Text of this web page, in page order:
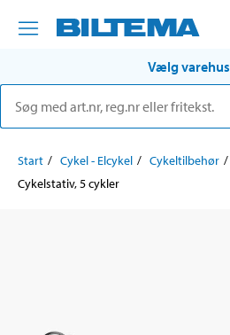
Vælg varehus
Start Cykel - Elcykel Cykeltilbehør
Cykelstativ, 5 cykler